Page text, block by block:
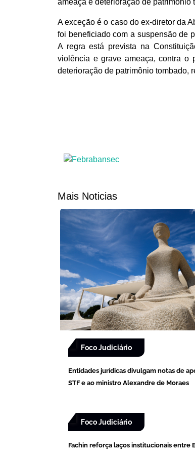
ameaça e deterioração de patrimônio
A exceção é o caso do ex-diretor da
foi beneficiado com a suspensão de
A regra está prevista na
violência e grave ameaça, contra o
deterioração de patrimônio tombado,
Mais Noticias
Foco Judiciário
Entidades jurídicas divulgam notas de
STF e ao ministro Alexandre de Moraes
Foco Judiciário
Fachin reforça laços institucionais entre